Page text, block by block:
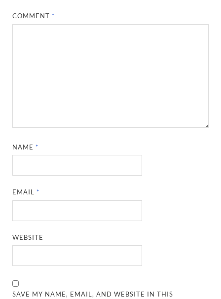
COMMENT *
NAME *
EMAIL *
WEBSITE
SAVE MY NAME, EMAIL, AND WEBSITE IN THIS